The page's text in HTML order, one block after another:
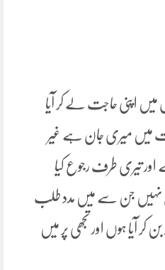
اپنی حاجت لے کر آیا
میری جان ہے غیر
تیری طرف رجوع کیا
جن سے میں مدد طلب
کر آیا ہوں اور تجھی پر میں